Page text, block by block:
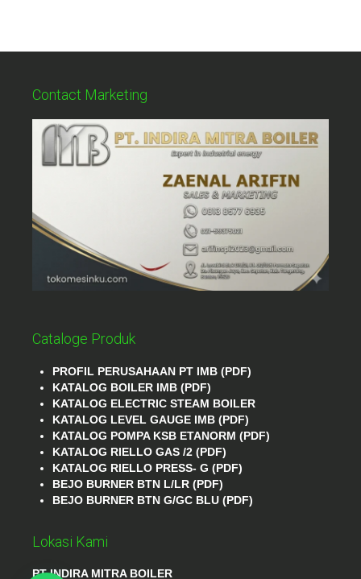
Contact Marketing
Cataloge Produk
PROFIL PERUSAHAAN PT IMB (PDF)
KATALOG BOILER IMB (PDF)
KATALOG ELECTRIC STEAM BOILER
KATALOG LEVEL GAUGE IMB (PDF)
KATALOG POMPA KSB ETANORM (PDF)
KATALOG RIELLO GAS /2 (PDF)
KATALOG RIELLO PRESS- G (PDF)
BEJO BURNER BTN L/LR (PDF)
BEJO BURNER BTN G/GC BLU (PDF)
Lokasi Kami
PT INDIRA MITRA BOILER